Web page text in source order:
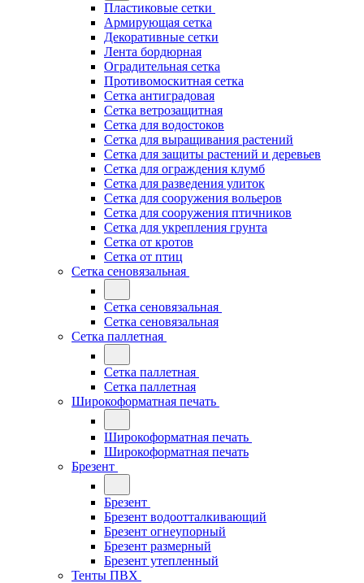
Пластиковые сетки
Армирующая сетка
Декоративные сетки
Лента бордюрная
Оградительная сетка
Противомоскитная сетка
Сетка антиградовая
Сетка ветрозащитная
Сетка для водостоков
Сетка для выращивания растений
Сетка для защиты растений и деревьев
Сетка для ограждения клумб
Сетка для разведения улиток
Сетка для сооружения вольеров
Сетка для сооружения птичников
Сетка для укрепления грунта
Сетка от кротов
Сетка от птиц
Сетка сеновязальная
Сетка сеновязальная
Сетка сеновязальная
Сетка паллетная
Сетка паллетная
Сетка паллетная
Широкоформатная печать
Широкоформатная печать
Широкоформатная печать
Брезент
Брезент
Брезент водоотталкивающий
Брезент огнеупорный
Брезент размерный
Брезент утепленный
Тенты ПВХ